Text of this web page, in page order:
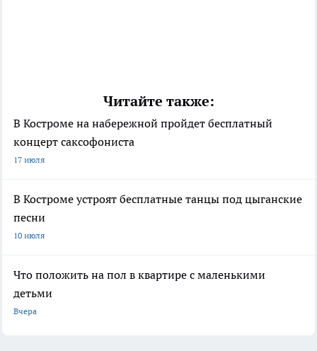
Читайте также:
В Костроме на набережной пройдет бесплатный
концерт саксофониста
17 июля
В Костроме устроят бесплатные танцы под цыганские
песни
10 июля
Что положить на пол в квартире с маленькими
детьми
Вчера